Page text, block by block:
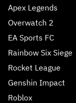
Apex Legends
Overwatch 2
EA Sports FC
Rainbow Six Siege
Rocket League
Genshin Impact
Roblox